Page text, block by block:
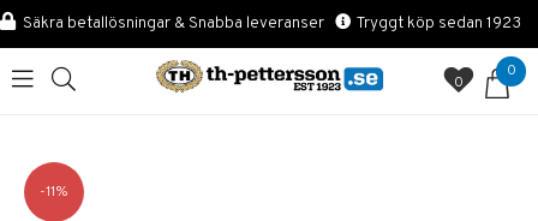
Säkra betallösningar & Snabba leveranser Tryggt köp sedan 1923
0
0
11